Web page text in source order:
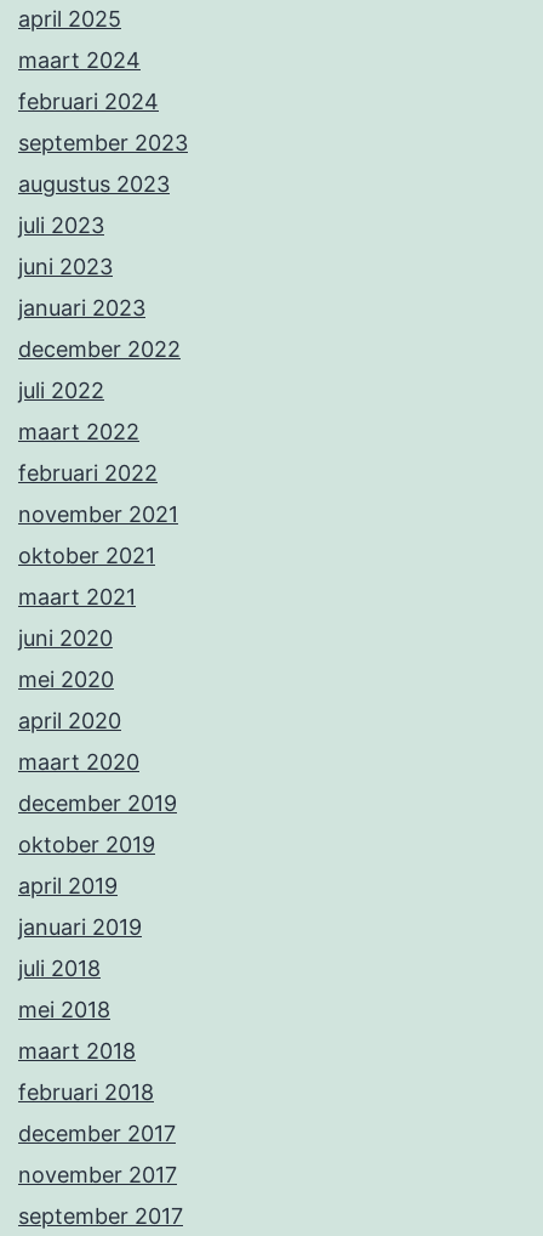
april 2025
maart 2024
februari 2024
september 2023
augustus 2023
juli 2023
juni 2023
januari 2023
december 2022
juli 2022
maart 2022
februari 2022
november 2021
oktober 2021
maart 2021
juni 2020
mei 2020
april 2020
maart 2020
december 2019
oktober 2019
april 2019
januari 2019
juli 2018
mei 2018
maart 2018
februari 2018
december 2017
november 2017
september 2017